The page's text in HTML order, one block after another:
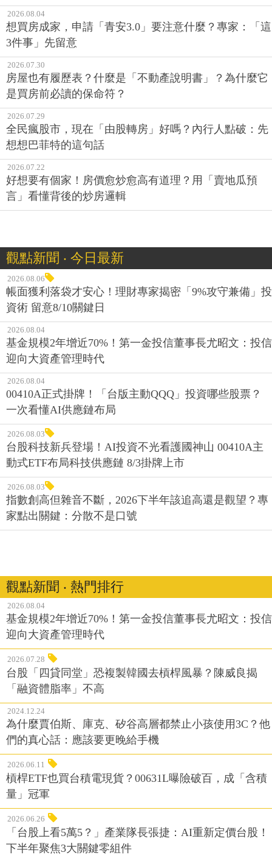
2026.08.04
想買房成家，申請「青安3.0」要注意什麼？專家：「這
3件事」先留意
2026.07.30
房屋也有履歷表？什麼是「不動產說明書」？為什麼它
是買房前必讀的保命符？
2026.07.29
全民瘋股市，現在「由股轉房」好嗎？內行人點破：先
想想巴菲特的這句話
2026.07.22
好想要有個家！房價愈炒愈高有道理？用「賣地瓜預
言」看懂背後的炒房邏輯
觀點新聞 ‧ 今日最新
2026.08.06
帳面獲利落袋才安心！理財專家揭密「9%攻守兼備」投
資術 留意8/10關鍵日
2026.08.04
基金規模2年增近70%！第一金投信董事長尤昭文：投信
迎向大資產管理時代
2026.08.04
00410A正式掛牌！「台版主動QQQ」投資哪些股票？
一次看懂AI供應鏈布局
2026.08.03
台股科技新兵登場！AI投資不光看護國神山 00410A主
動式ETF布局科技供應鏈 8/3掛牌上市
2026.08.03
指數創高但雜音不斷，2026下半年該追高還是觀望？專
家點出關鍵：分散不是口號
觀點新聞 ‧ 熱門排行
2026.08.04
基金規模2年增近70%！第一金投信董事長尤昭文：投信
迎向大資產管理時代
2026.07.28
台股「四貸同堂」恐複製韓國去槓桿風暴？陳威良揭
「融資體脂率」不高
2024.12.24
為什麼賈伯斯、庫克、矽谷高層都禁止小孩使用3C？他
們的真心話：應該要更晚給手機
2026.06.11
槓桿ETF也買台積電現貨？00631L曝險破百，成「含積
量」冠軍
2026.06.26
「台股上看5萬5？」產業隊長張捷：AI重新定價台股！
下半年聚焦3大關鍵零組件